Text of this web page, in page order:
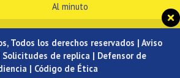
Al minuto
Todos los derechos reservados | Aviso
Solicitudes de replica| Defensor de
| Código de Ética